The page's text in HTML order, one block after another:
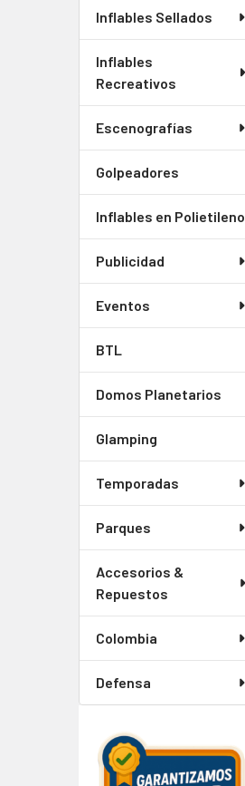
Inflables Sellados
Inflables
Recreativos
Escenografías
Golpeadores
Inflables en Polietileno
Publicidad
Eventos
BTL
Domos Planetarios
Glamping
Temporadas
Parques
Accesorios &
Repuestos
Colombia
Defensa